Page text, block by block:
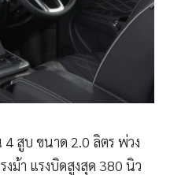
สูบ ขนาด 2.0 ลิตร พ่วง
ม้า แรงบิดสูงสุด 380 นิว